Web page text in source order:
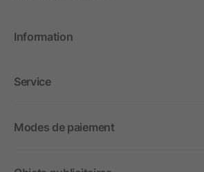
Information
Service
Modes de paiement